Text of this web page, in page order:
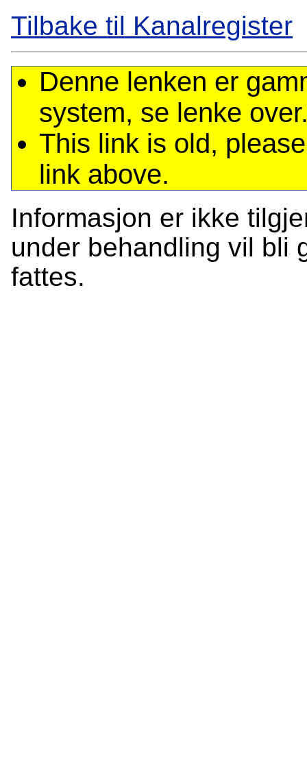
Tilbake til Kanalregister
Denne lenken er
system, se lenke
This link is old,
link above.
Informasjon er ikke
under behandling vil bli
fattes.